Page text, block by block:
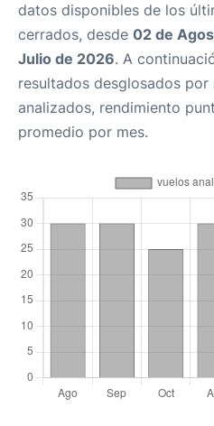
datos disponibles de los
cerrados, desde 02 de
Julio de 2026. A
resultados desglosados por
analizados, rendimiento
promedio por mes.